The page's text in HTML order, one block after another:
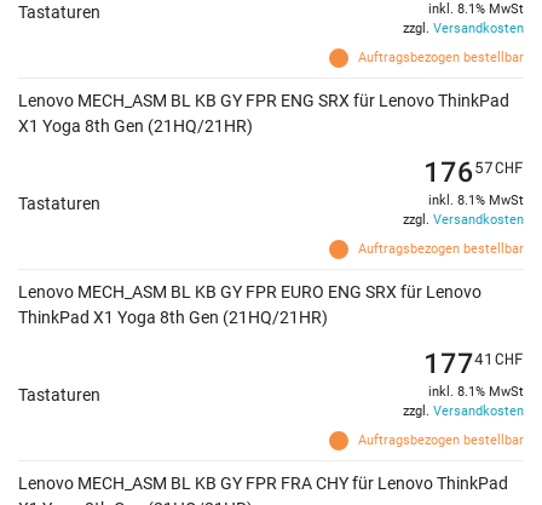
Tastaturen
Auftragsbezogen bestellbar
inkl. 8.1% MwSt
zzgl. Versandkosten
Lenovo MECH_ASM BL KB GY FPR ENG SRX für Lenovo ThinkPad
X1 Yoga 8th Gen (21HQ/21HR)
Tastaturen
Auftragsbezogen bestellbar
17657CHF
inkl. 8.1% MwSt
zzgl. Versandkosten
Lenovo MECH_ASM BL KB GY FPR EURO ENG SRX für Lenovo
ThinkPad X1 Yoga 8th Gen (21HQ/21HR)
Tastaturen
Auftragsbezogen bestellbar
17741 CHF
inkl. 8.1% MwSt
zzgl. Versandkosten
Lenovo MECH_ASM BL KB GY FPR FRA CHY für Lenovo ThinkPad